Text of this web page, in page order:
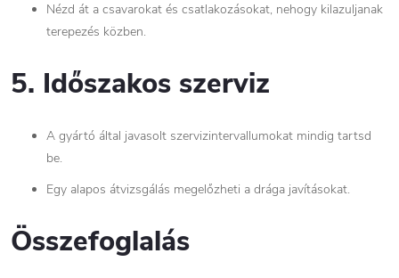
Nézd át a csavarokat és csatlakozásokat, nehogy kilazuljanak
terepezés közben.
5. Időszakos szerviz
A gyártó által javasolt szervizintervallumokat mindig tartsd
be.
Egy alapos átvizsgálás megelőzheti a drága javításokat.
Összefoglalás